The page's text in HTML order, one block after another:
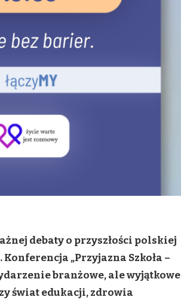
debaty o przyszłości polskiej
„Przyjazna Szkoła –
branżowe, ale wyjątkowe
świat edukacji, zdrowia